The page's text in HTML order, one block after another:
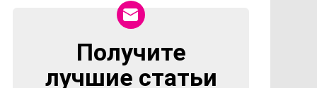
NEWSLETTER
Получите
лучшие статьи